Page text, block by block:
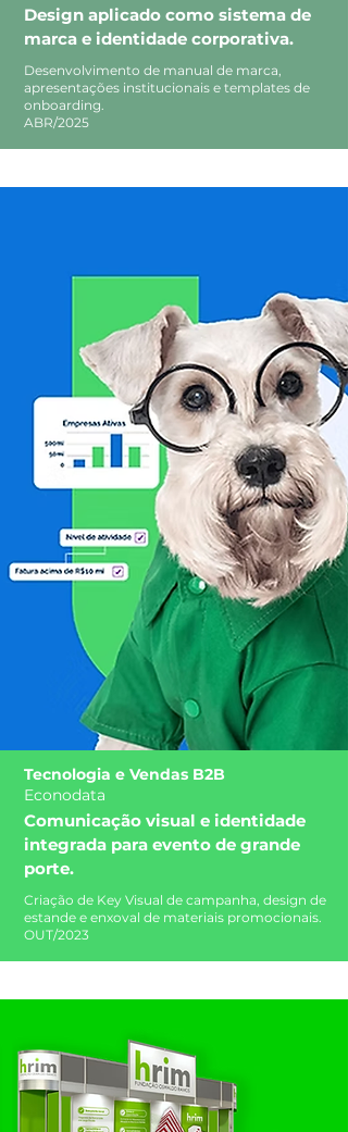
Design aplicado como sistema de
marca e identidade corporativa.
Desenvolvimento de manual de marca,
apresentações institucionais e templates de
onboarding.
ABR/2025
Tecnologia e Vendas B2B
Econodata
Comunicação visual e identidade
integrada para evento de grande
porte.
Criação de Key Visual de campanha, design de
estande e enxoval de materiais promocionais.
OUT/2023